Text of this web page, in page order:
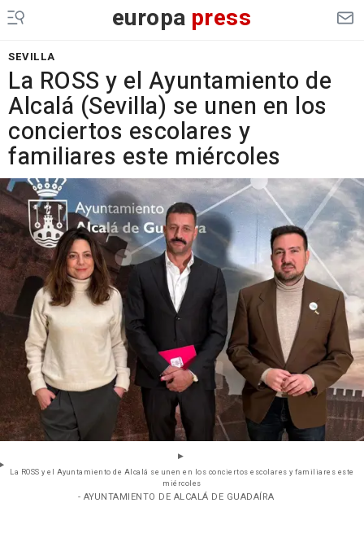
europa press
SEVILLA
La ROSS y el Ayuntamiento de
Alcalá (Sevilla) se unen en los
conciertos escolares y
familiares este miércoles
La ROSS y el Ayuntamiento de Alcalá se unen en los conciertos escolares y familiares este
miércoles
- AYUNTAMIENTO DE ALCALÁ DE GUADAÍRA